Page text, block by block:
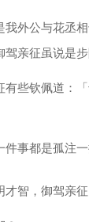
外公与花丞相
征虽说是步
些钦佩道：
事都是孤注一
智，御驾亲征